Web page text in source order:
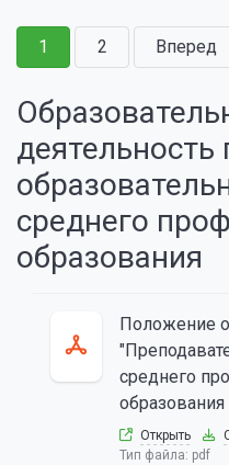
1 2 Вперед
деятельность
среднего
образования
Положение
среднего
образования
Открыть
Тип файла: pdf